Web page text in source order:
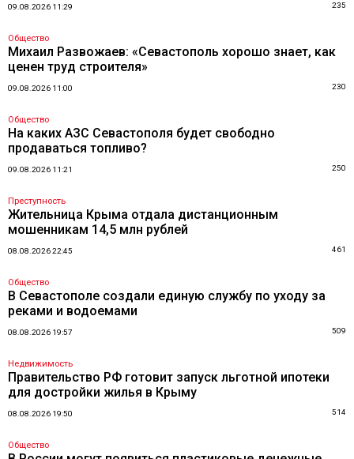
09.08.2026 11:29 235
Общество
Михаил Развожаев: «Севастополь хорошо знает, как
ценен труд строителя»
09.08.2026 11:00 230
Общество
На каких АЗС Севастополя будет свободно
продаваться топливо?
09.08.2026 11:21 250
Преступность
Жительница Крыма отдала дистанционным
мошенникам 14,5 млн рублей
08.08.2026 22:45 461
Общество
В Севастополе создали единую службу по уходу за
реками и водоемами
08.08.2026 19:57 509
Недвижимость
Правительство РФ готовит запуск льготной ипотеки
для достройки жилья в Крыму
08.08.2026 19:50 514
Общество